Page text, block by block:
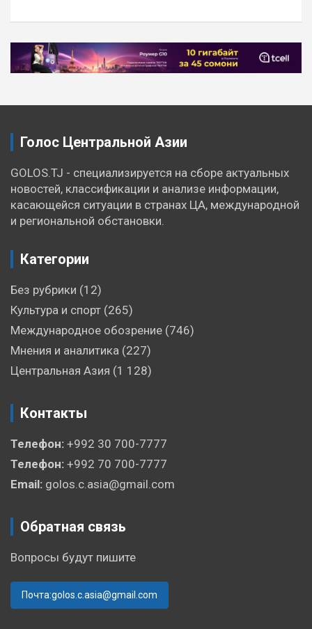
Навигация
по
Голос Центральной Азии
GOLOS.TJ - специализируется на сборе актуальных
новостей, классификации и анализе информации,
касающейся ситуации в странах ЦА, международной
и региональной обстановки.
Категории
Без рубрики (12)
Культура и спорт (265)
Международное обозрение (746)
Мнения и аналитика (227)
Центральная Азия (1 128)
Контакты
Телефон: +992 30 700-7777
Телефон: +992 70 700-7777
Email: golos.c.asia@gmail.com
Обратная связь
Вопросы будут пишите
Почта:golos.c.asia@gmail.com